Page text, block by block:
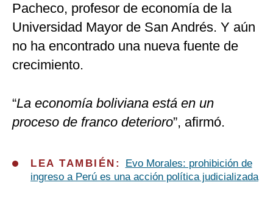
Pacheco, profesor de economía de la
Universidad Mayor de San Andrés. Y aún
no ha encontrado una nueva fuente de
crecimiento.
“La economía boliviana está en un
proceso de franco deterioro”, afirmó.
LEA TAMBIÉN:
Evo Morales: prohibición de
ingreso a Perú es una acción política judicializada